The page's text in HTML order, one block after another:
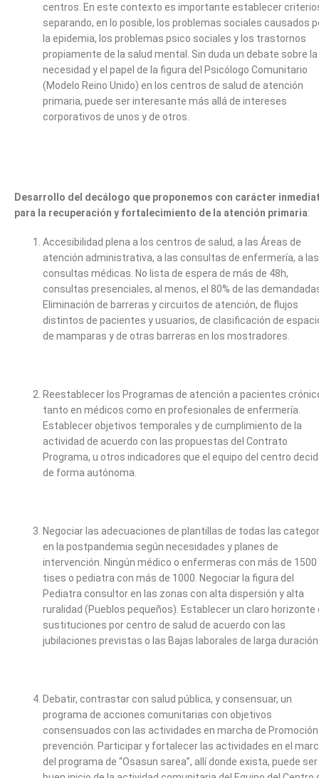
centros. En este contexto es importante establecer
separando, en lo posible, los problemas sociales causados
la epidemia, los problemas psico sociales y los trastornos
propiamente de la salud mental. Sin duda un debate sobre la
necesidad y el papel de la figura del Psicólogo Comunitario
(Modelo Reino Unido) en los centros de salud de atención
primaria, puede ser interesante más allá de intereses
corporativos de unos y de otros.
Desarrollo del decálogo que proponemos con carácter
para la recuperación y fortalecimiento de la atención primaria:
Accesibilidad plena a los centros de salud, a las Áreas de
atención administrativa, a las consultas de enfermería, a las
consultas médicas. No lista de espera de más de 48h,
consultas presenciales, al menos, el 80% de las
Eliminación de barreras y circuitos de atención, de flujos
distintos de pacientes y usuarios, de clasificación de
de mamparas y de otras barreras en los mostradores.
Reestablecer los Programas de atención a pacientes
tanto en médicos como en profesionales de enfermería.
Establecer objetivos temporales y de cumplimiento de la
actividad de acuerdo con las propuestas del Contrato
Programa, u otros indicadores que el equipo del centro
de forma autónoma.
Negociar las adecuaciones de plantillas de todas las
en la postpandemia según necesidades y planes de
intervención. Ningún médico o enfermeras con más de 1500
tises o pediatra con más de 1000. Negociar la figura del
Pediatra consultor en las zonas con alta dispersión y alta
ruralidad (Pueblos pequeños). Establecer un claro horizonte
sustituciones por centro de salud de acuerdo con las
jubilaciones previstas o las Bajas laborales de larga
Debatir, contrastar con salud pública, y consensuar, un
programa de acciones comunitarias con objetivos
consensuados con las actividades en marcha de
prevención. Participar y fortalecer las actividades en el
del programa de “Osasun sarea”, allí donde exista, puede